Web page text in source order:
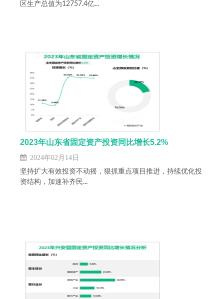
区生产总值为12757.4亿...
2023年山东省固定资产投资同比增长5.2%
2024年02月14日
坚持扩大有效投资不动摇，狠抓重点项目推进，持续优化投
资结构，加速补齐民...